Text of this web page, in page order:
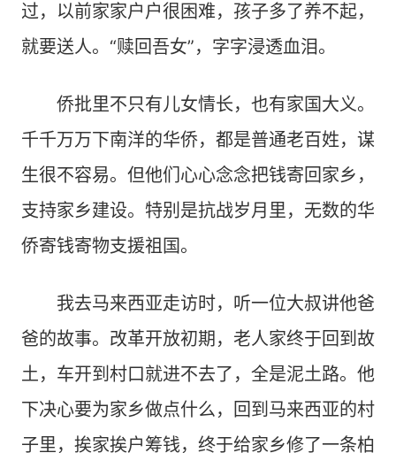
过，以前家家户户很困难，孩子多了养不起，
就要送人。“赎回吾女”，字字浸透血泪。
侨批里不只有儿女情长，也有家国大义。
千千万万下南洋的华侨，都是普通老百姓，谋
生很不容易。但他们心心念念把钱寄回家乡，
支持家乡建设。特别是抗战岁月里，无数的华
侨寄钱寄物支援祖国。
我去马来西亚走访时，听一位大叔讲他爸
爸的故事。改革开放初期，老人家终于回到故
土，车开到村口就进不去了，全是泥土路。他
下决心要为家乡做点什么，回到马来西亚的村
子里，挨家挨户筹钱，终于给家乡修了一条柏